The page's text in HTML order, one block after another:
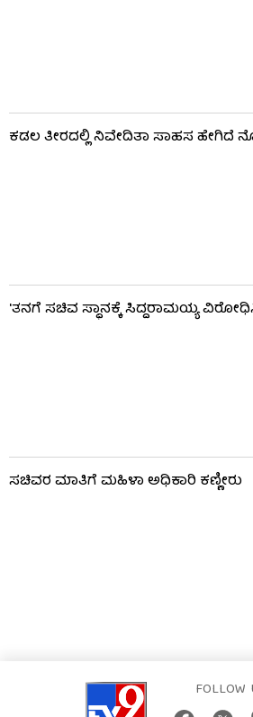
ಕಡಲ ತೀರದಲ್ಲಿ ನಿವೇದಿತಾ ಸಾಹಸ ಹೇಗಿದೆ
'ತನಗೆ ಸಚಿವ ಸ್ಥಾನಕ್ಕೆ ಸಿದ್ದರಾಮಯ್ಯ
ಸಚಿವರ ಮಾತಿಗೆ ಮಹಿಳಾ ಅಧಿಕಾರಿ ಕಣ್ಣೀರು
FOLLOW